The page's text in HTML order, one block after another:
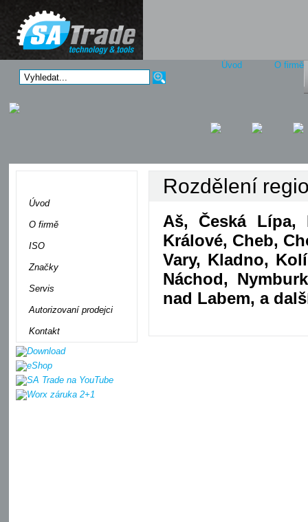
Úvod O firmě
Úvod
O firmě
ISO
Značky
Servis
Autorizovaní prodejci
Kontakt
Rozdělení
Aš, Česká Lípa,
Králové, Cheb,
Vary, Kladno,
Náchod,
nad Labem, a